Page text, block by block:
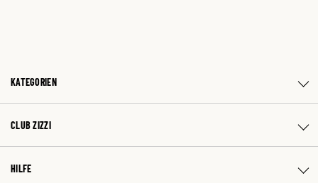
KATEGORIEN
CLUB ZIZZI
HILFE